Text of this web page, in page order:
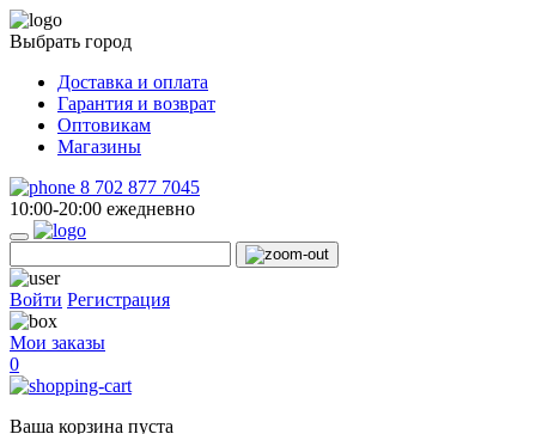
Выбрать город
Доставка и оплата
Гарантия и возврат
Оптовикам
Магазины
8 702 877 7045
10:00-20:00 ежедневно
Войти Регистрация
Мои заказы
0
Ваша корзина пуста